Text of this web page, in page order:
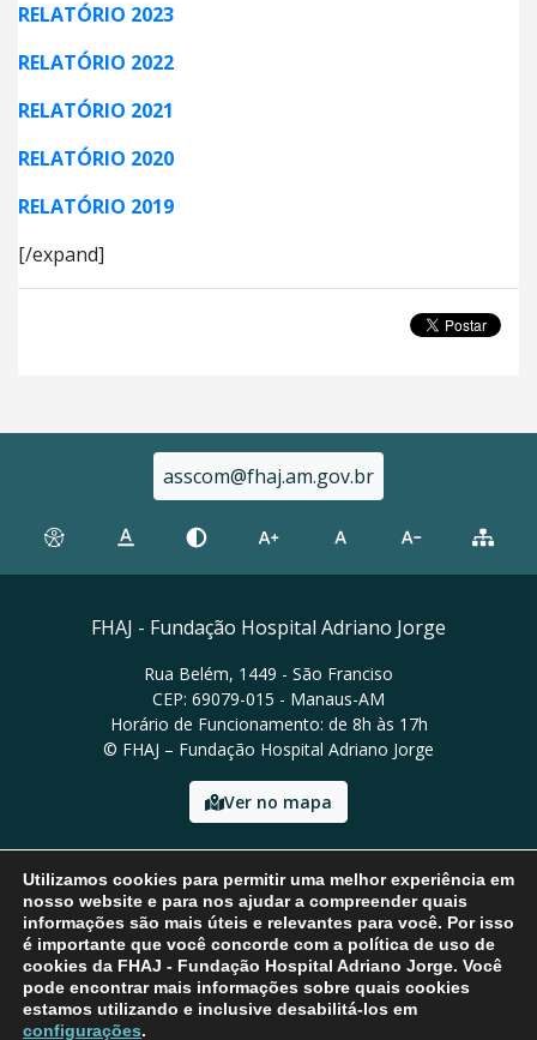
RELATÓRIO 2023
RELATÓRIO 2022
RELATÓRIO 2021
RELATÓRIO 2020
RELATÓRIO 2019
[/expand]
asscom@fhaj.am.gov.br
FHAJ - Fundação Hospital Adriano Jorge
Rua Belém, 1449 - São Franciso
CEP: 69079-015 - Manaus-AM
Horário de Funcionamento: de 8h às 17h
© FHAJ – Fundação Hospital Adriano Jorge
Ver no mapa
Email: asscom@fhaj.am.gov.br
Utilizamos cookies para permitir uma melhor experiência em
nosso website e para nos ajudar a compreender quais
informações são mais úteis e relevantes para você. Por isso
é importante que você concorde com a política de uso de
cookies da FHAJ - Fundação Hospital Adriano Jorge. Você
pode encontrar mais informações sobre quais cookies
estamos utilizando e inclusive desabilitá-los em
configurações.